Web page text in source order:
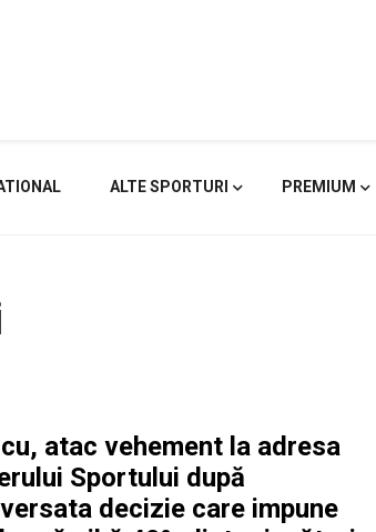
ALTE SPORTURI PREMIUM
atac vehement la adresa
Sportului după
decizie care impune